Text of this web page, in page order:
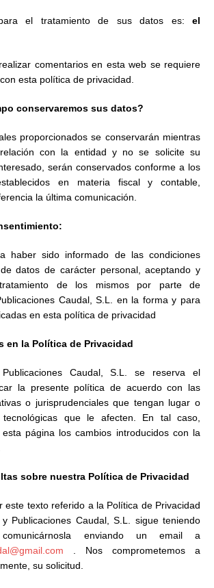
el tratamiento de sus datos es: el
comentarios en esta web se requiere
esta política de privacidad.
conservaremos sus datos?
proporcionados se conservarán mientras
con la entidad y no se solicite su
serán conservados conforme a los
en materia fiscal y contable,
la última comunicación.
haber sido informado de las condiciones
datos de carácter personal, aceptando y
de los mismos por parte de
Caudal, S.L. en la forma y para
en esta política de privacidad
en la Política de Privacidad
Caudal, S.L. se reserva el
la presente política de acuerdo con las
o jurisprudenciales que tengan lugar o
tecnológicas que le afecten. En tal caso,
página los cambios introducidos con la
sobre nuestra Política de Privacidad
este texto referido a la Política de Privacidad
Publicaciones Caudal, S.L. sigue teniendo
enviando un email a
. Nos comprometemos a
su solicitud.